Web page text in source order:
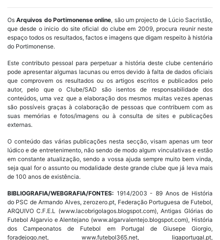
OsArquivos do Portimonense online, são um projecto de Lúcio Sacristão,
que desde o inicio do site oficial do clube em 2009, procura reunir neste
espaço todos os resultados, factos e imagens que digam respeito à história
do Portimonense.
Este contributo pessoal para perpetuar a história deste clube centenário
pode apresentar algumas lacunas ou erros devido à falta de dados oficiais
que comprovem os resultados ou os artigos escritos e publicados pelo
autor, pelo que o Clube/SAD são isentos de responsabilidade dos
conteúdos, uma vez que a elaboração dos mesmos muitas vezes apenas
são possíveis graças à colaboração de pessoas que contribuem com as
suas memórias e fotos/imagens ou à consulta de sites e publicações
externas.
O conteúdo das várias publicações nesta secção, visam apenas um teor
lúdico e de entretenimento, não sendo de modo algum vinculativas e estão
em constante atualização, sendo a vossa ajuda sempre muito bem vinda,
seja qual for o assunto ou modalidade deste grande clube que já leva mais
de 100 anos de existência.
BIBLIOGRAFIA/WEBGRAFIA/FONTES: 1914/2003 - 89 Anos de História
do PSC de Armando Alves, zerozero.pt, Federação Portuguesa de Futebol,
ARQUIVO C.F.E.L (www.lacobrigolagos.blogspot.com), Antigas Glórias do
Futebol Algarvio e Alentejano (www.algarvalentejo.blogspot.com), História
dos Campeonatos de Futebol em Portugal de Giusepe Giorgio,
foradejogo.net, www.futebol365.net, ligaportugal.pt,